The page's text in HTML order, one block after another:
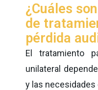
¿Cuáles
de
pérdida
El tratamiento
unilateral
y las necesidades